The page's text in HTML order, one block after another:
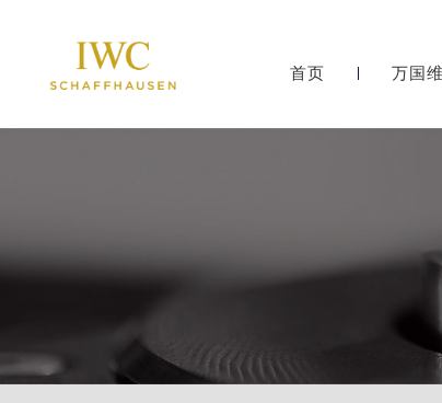
首页 万国